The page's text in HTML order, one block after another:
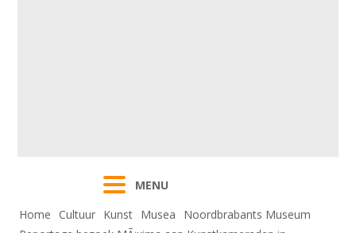
MENU
Home
Cultuur Kunst Musea
Noordbrabants Museum